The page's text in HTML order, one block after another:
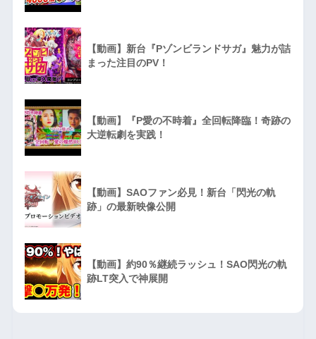
【動画】新台『Pゾンビランドサガ』魅力が詰
まった注目のPV！
【動画】『P愛の不時着』全回転降臨！奇跡の
大逆転劇を実践！
【動画】SAOファン必見！新台「閃光の軌
跡」の最新映像公開
【動画】約90％継続ラッシュ！SAO閃光の軌
跡LT突入で神展開